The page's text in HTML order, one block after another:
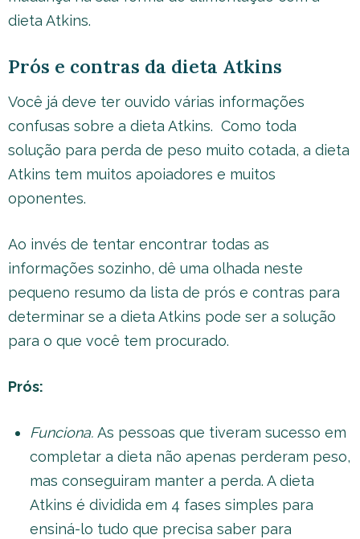
dieta Atkins.
Prós e contras da dieta Atkins
Você já deve ter ouvido várias informações
confusas sobre a dieta Atkins. Como toda
solução para perda de peso muito cotada, a dieta
Atkins tem muitos apoiadores e muitos
oponentes.
Ao invés de tentar encontrar todas as
informações sozinho, dê uma olhada neste
pequeno resumo da lista de prós e contras para
determinar se a dieta Atkins pode ser a solução
para o que você tem procurado.
Prós:
Funciona. As pessoas que tiveram sucesso em
completar a dieta não apenas perderam peso,
mas conseguiram manter a perda. A dieta
Atkins é dividida em 4 fases simples para
ensiná-lo tudo que precisa saber para